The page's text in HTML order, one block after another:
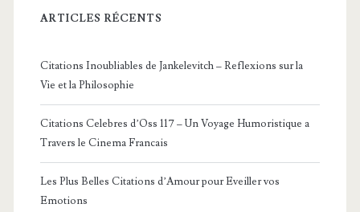
ARTICLES RÉCENTS
Citations Inoubliables de Jankelevitch – Reflexions sur la
Vie et la Philosophie
Citations Celebres d’Oss 117 – Un Voyage Humoristique a
Travers le Cinema Francais
Les Plus Belles Citations d’Amour pour Eveiller vos
Emotions